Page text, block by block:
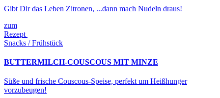
Gibt Dir das Leben Zitronen, ...dann mach Nudeln draus!
zum
Rezept
Snacks / Frühstück
BUTTERMILCH-COUSCOUS MIT MINZE
Süße und frische Couscous-Speise, perfekt um Heißhunger
vorzubeugen!